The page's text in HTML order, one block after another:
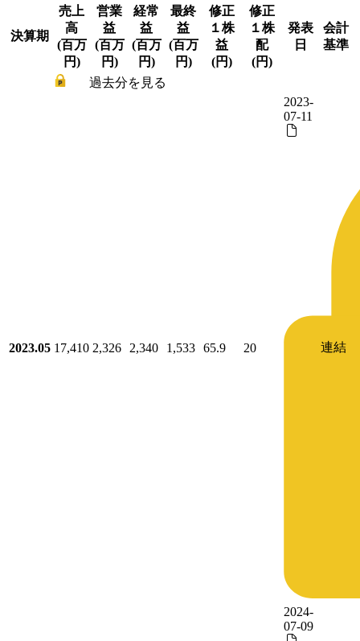
決算期
売上
高
(百万
円)
営業
益
(百万
円)
経常
益
(百万
円)
最終
益
(百万
円)
修正
１株
益
(円)
修正
１株
配
(円)
発表
日
会計
基準
過去分を見る
2023.05 17,410 2,326 2,340 1,533 65.9 20
2023-
07-11
連結
2024-
07-09